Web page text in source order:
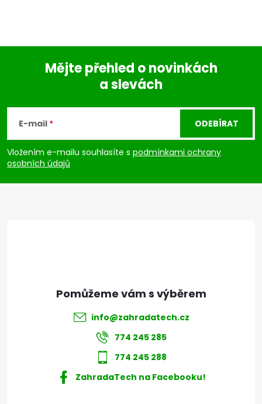
p
a
Mějte přehled o novinkách
a slevách
E-mail
Vložením e-mailu souhlasíte s podmínkami ochrany
osobních údajů
ODEBÍRAT
info@zahradatech.cz
774 245 285
774 245 288
ZahradaTech na Facebooku!